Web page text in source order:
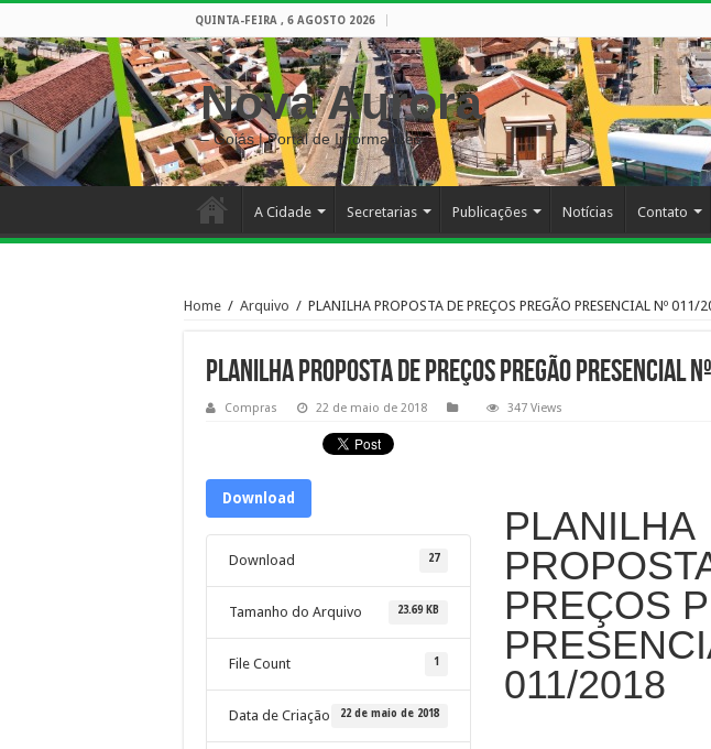
QUINTA-FEIRA , 6 AGOSTO 2026
Nova Aurora
– Goiás | Portal de Informações
A Cidade Secretarias Publicações Notícias Contato
Home / Arquivo / PLANILHA PROPOSTA DE PREÇOS PREGÃO PRESENCIAL Nº 011/
PLANILHA PROPOSTA DE PREÇOS PREGÃO
Compras 22 de maio de 2018 347 Views
Download
Download 27
Tamanho do Arquivo 23.69 KB
File Count 1
Data de Criação 22 de maio de 2018
PLANILHA
PREÇOS
011/2018